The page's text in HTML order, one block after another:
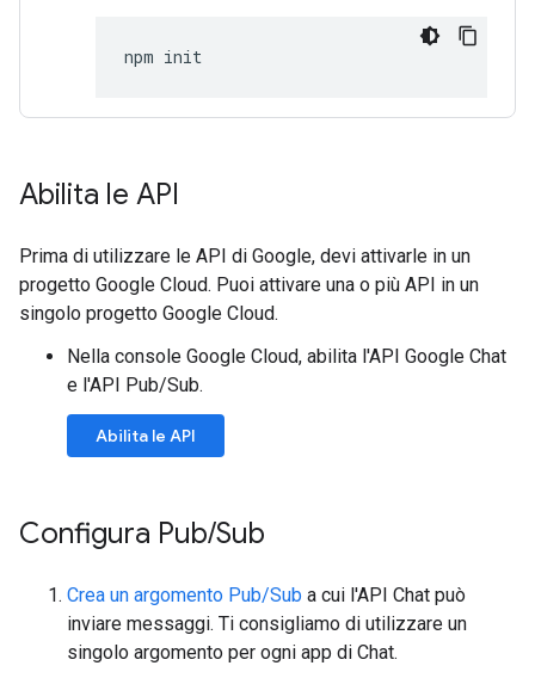
npm init
Abilita le API
Prima di utilizzare le API di Google, devi attivarle in un
progetto Google Cloud. Puoi attivare una o più API in un
singolo progetto Google Cloud.
Nella console Google Cloud, abilita l'API Google Chat
e l'API Pub/Sub.
Abilita le API
Configura Pub/Sub
Crea un argomento Pub/Sub a cui l'API Chat può
inviare messaggi. Ti consigliamo di utilizzare un
singolo argomento per ogni app di Chat.